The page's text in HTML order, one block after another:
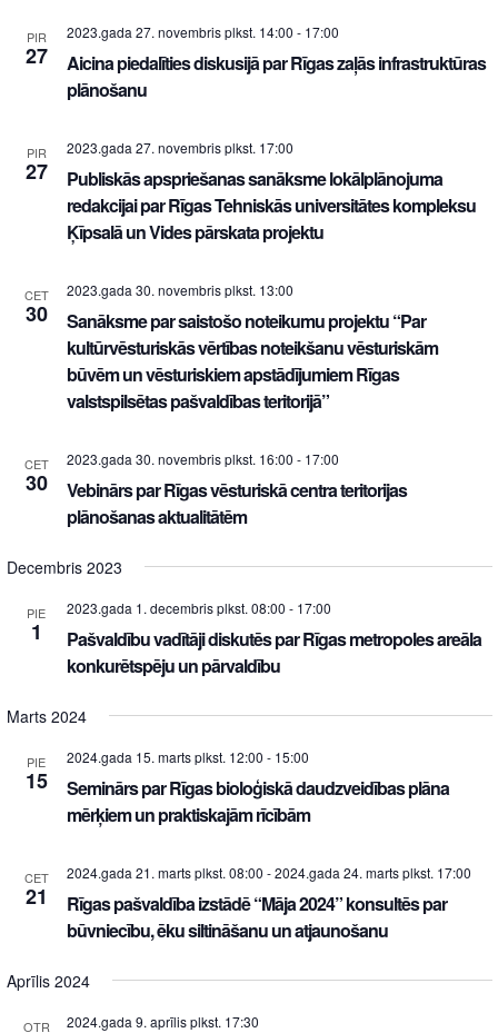
PIR
27
2023.gada 27. novembris plkst. 14:00 - 17:00
Aicina piedalīties diskusijā par Rīgas zaļās infrastruktūras
plānošanu
PIR
27
2023.gada 27. novembris plkst. 17:00
Publiskās apspriešanas sanāksme lokālplānojuma
redakcijai par Rīgas Tehniskās universitātes kompleksu
Ķīpsalā un Vides pārskata projektu
CET
30
2023.gada 30. novembris plkst. 13:00
Sanāksme par saistošo noteikumu projektu “Par
kultūrvēsturiskās vērtības noteikšanu vēsturiskām
būvēm un vēsturiskiem apstādījumiem Rīgas
valstspilsētas pašvaldības teritorijā”
CET
30
2023.gada 30. novembris plkst. 16:00 - 17:00
Vebinārs par Rīgas vēsturiskā centra teritorijas
plānošanas aktualitātēm
Decembris 2023
PIE
1
2023.gada 1. decembris plkst. 08:00 - 17:00
Pašvaldību vadītāji diskutēs par Rīgas metropoles areāla
konkurētspēju un pārvaldību
Marts 2024
PIE
15
2024.gada 15. marts plkst. 12:00 - 15:00
Seminārs par Rīgas bioloģiskā daudzveidības plāna
mērķiem un praktiskajām rīcībām
CET
21
2024.gada 21. marts plkst. 08:00 -2024.gada 24. marts plkst. 17:00
Rīgas pašvaldība izstādē “Māja 2024” konsultēs par
būvniecību, ēku siltināšanu un atjaunošanu
Aprīlis 2024
OTR 2024.gada 9. aprīlis plkst. 17:30